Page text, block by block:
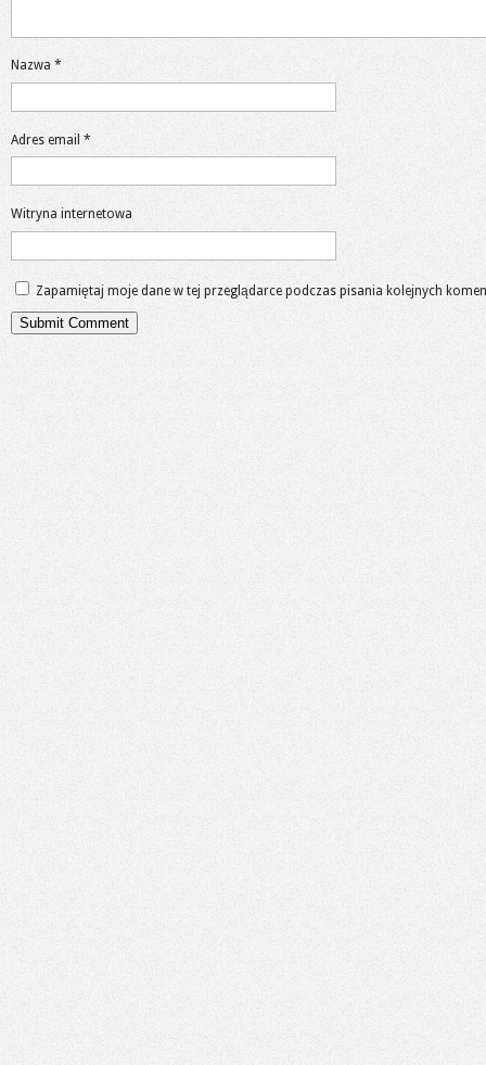
Nazwa *
Adres email *
Witryna internetowa
Zapamiętaj moje dane w tej przeglądarce podczas pisania kolejnych